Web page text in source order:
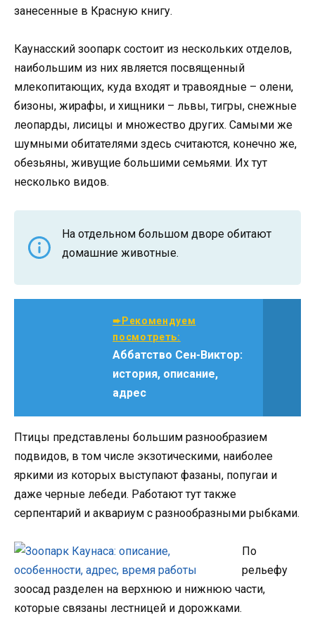
занесенные в Красную книгу.
Каунасский зоопарк состоит из нескольких отделов,
наибольшим из них является посвященный
млекопитающих, куда входят и травоядные – олени,
бизоны, жирафы, и хищники – львы, тигры, снежные
леопарды, лисицы и множество других. Самыми же
шумными обитателями здесь считаются, конечно же,
обезьяны, живущие большими семьями. Их тут
несколько видов.
На отдельном большом дворе обитают
домашние животные.
➨Рекомендуем
посмотреть:
Аббатство Сен-Виктор:
история, описание,
адрес
Птицы представлены большим разнообразием
подвидов, в том числе экзотическими, наиболее
яркими из которых выступают фазаны, попугаи и
даже черные лебеди. Работают тут также
серпентарий и аквариум с разнообразными рыбками.
По
рельефу
зоосад разделен на верхнюю и нижнюю части,
которые связаны лестницей и дорожками.